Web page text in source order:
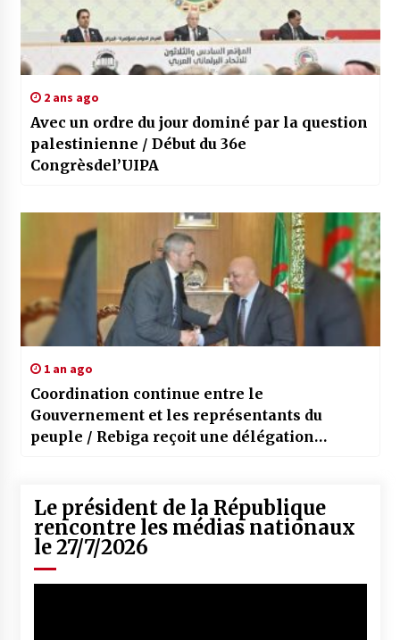
2 ans ago
Avec un ordre du jour dominé par la question
palestinienne / Début du 36e
Congrèsdel’UIPA
1 an ago
Coordination continue entre le
Gouvernement et les représentants du
peuple / Rebiga reçoit une délégation
Le président de la République
rencontre les médias nationaux
le 27/7/2026